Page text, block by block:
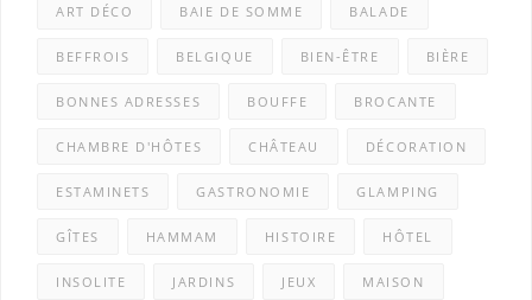
ART DÉCO BAIE DE SOMME BALADE
BEFFROIS BELGIQUE BIEN-ÊTRE BIÈRE
BONNES ADRESSES BOUFFE BROCANTE
CHAMBRE D'HÔTES CHÂTEAU DÉCORATION
ESTAMINETS GASTRONOMIE GLAMPING
GÎTES HAMMAM HISTOIRE HÔTEL
INSOLITE JARDINS JEUX MAISON